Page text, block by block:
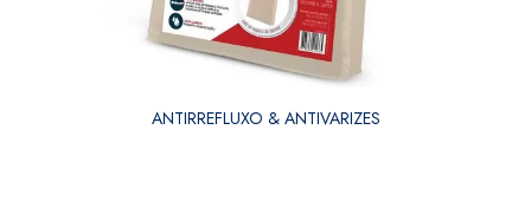
ANTIRREFLUXO & ANTIVARIZES